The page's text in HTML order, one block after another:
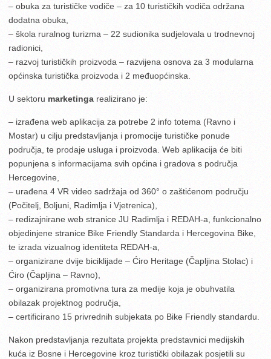
– obuka za turističke vodiče – za 10 turističkih vodiča održana
dodatna obuka,
– škola ruralnog turizma – 22 sudionika sudjelovala u trodnevnoj
radionici,
– razvoj turističkih proizvoda – razvijena osnova za 3 modularna
općinska turistička proizvoda i 2 međuopćinska.
U sektoru marketinga realizirano je:
– izrađena web aplikacija za potrebe 2 info totema (Ravno i
Mostar) u cilju predstavljanja i promocije turističke ponude
područja, te prodaje usluga i proizvoda. Web aplikacija će biti
popunjena s informacijama svih općina i gradova s područja
Hercegovine,
– urađena 4 VR video sadržaja od 360° o zaštićenom području
(Počitelj, Boljuni, Radimlja i Vjetrenica),
– redizajnirane web stranice JU Radimlja i REDAH-a, funkcionalno
objedinjene stranice Bike Friendly Standarda i Hercegovina Bike,
te izrada vizualnog identiteta REDAH-a,
– organizirane dvije biciklijade – Ćiro Heritage (Čapljina Stolac) i
Ćiro (Čapljina – Ravno),
– organizirana promotivna tura za medije koja je obuhvatila
obilazak projektnog područja,
– certificirano 15 privrednih subjekata po Bike Friendly standardu.
Nakon predstavljanja rezultata projekta predstavnici medijskih
kuća iz Bosne i Hercegovine kroz turistički obilazak posjetili su